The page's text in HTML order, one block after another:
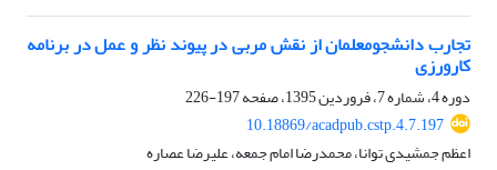
تجارب دانشجومعلمان از نقش مربی در پیوند نظر و عمل در برنامه
کارورزی
دوره 4، شماره 7، فروردین 1395، صفحه
197-226
‎10.18869/acadpub.cstp.4.7.197
اعظم جمشیدی توانا، محمدرضا امام جمعه، علیرضا عصاره